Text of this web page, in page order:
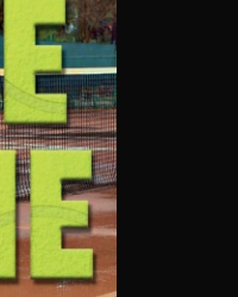
Outlook Live